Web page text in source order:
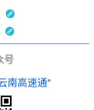
号
南高速通”